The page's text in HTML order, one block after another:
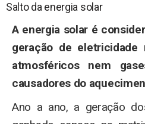
Salto da energia solar
A energia solar é
geração de
atmosféricos nem
causadores do
Ano a ano, a geração